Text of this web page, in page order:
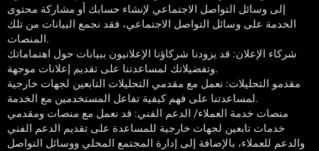
إلى وسائل التواصل الاجتماعي لإنشاء حسابك أو مشاركة محتوى
الخدمة على وسائل التواصل الاجتماعي، فقد نجمع البيانات من تلك
المنصات.
شركاء الإعلان: قد يزودنا شركاؤنا الإعلانيون ببيانات حول اهتماماتك
وتفضيلاتك لمساعدتنا على تقديم إعلانات موجهة.
مقدمو التحليلات: نعمل مع مقدمي التحليلات التابعين لجهات خارجية
لمساعدتنا على فهم كيفية تفاعل المستخدمين مع الخدمة.
منصات خدمة العملاء/ الدعم الفني: قد نعمل مع منصات ومقدمي
خدمات تابعين لجهات خارجية للمساعدة على تقديم الدعم الفني
والدعم للعملاء، بالإضافة إلى إدارة المجتمع المحلي ووسائل التواصل